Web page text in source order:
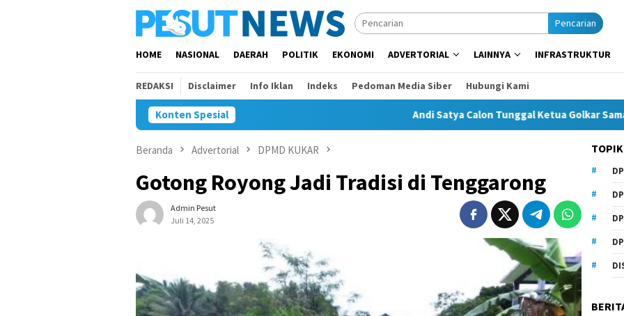
Pencarian
HOME NASIONAL DAERAH POLITIK EKONOMI ADVERTORIAL LAINNYA INFRASTRUKTUR
REDAKSI Disclaimer Info Iklan Indeks Pedoman Media Siber Hubungi Kami
Konten Spesial Andi Satya Calon Tunggal Ketua Golkar Samarinda, Musda
Beranda Advertorial DPMD KUKAR
Gotong Royong Jadi Tradisi di Tenggarong
Admin Pesut
Juli 14, 2025